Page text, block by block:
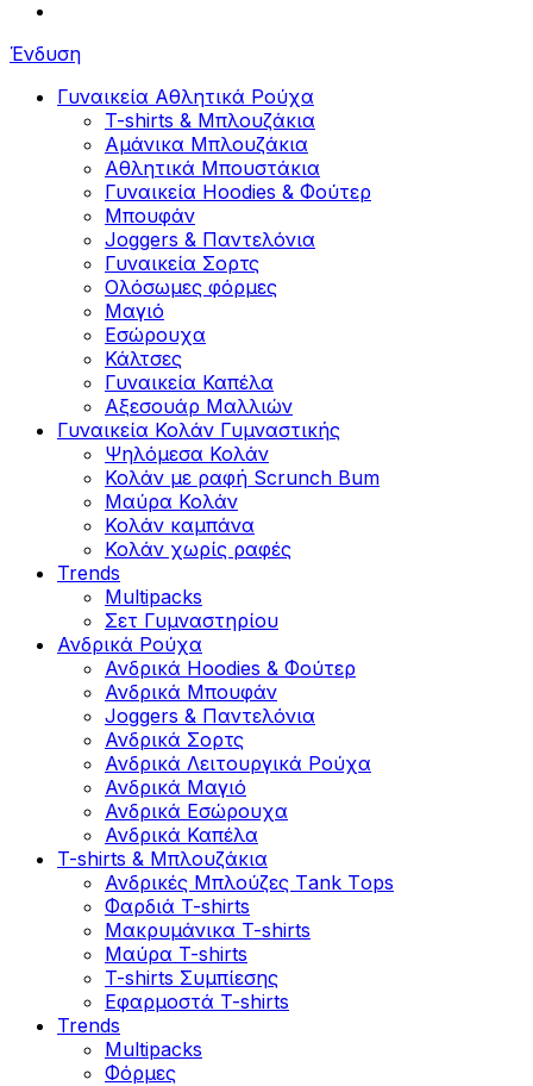
Ένδυση
Γυναικεία Αθλητικά Ρούχα
T-shirts & Μπλουζάκια
Αμάνικα Μπλουζάκια
Aθλητικά Μπουστάκια
Γυναικεία Hoodies & Φούτερ
Μπουφάν
Joggers & Παντελόνια
Γυναικεία Σορτς
Ολόσωμες φόρμες
Μαγιό
Εσώρουχα
Κάλτσες
Γυναικεία Καπέλα
Αξεσουάρ Μαλλιών
Γυναικεία Κολάν Γυμναστικής
Ψηλόμεσα Κολάν
Κολάν με ραφή Scrunch Bum
Μαύρα Κολάν
Κολάν καμπάνα
Κολάν χωρίς ραφές
Trends
Multipacks
Σετ Γυμναστηρίου
Ανδρικά Ρούχα
Ανδρικά Hoodies & Φούτερ
Ανδρικά Μπουφάν
Joggers & Παντελόνια
Ανδρικά Σορτς
Ανδρικά Λειτουργικά Ρούχα
Ανδρικά Μαγιό
Ανδρικά Εσώρουχα
Ανδρικά Καπέλα
T-shirts & Μπλουζάκια
Ανδρικές Mπλούζες Τank Τops
Φαρδιά T-shirts
Μακρυμάνικα T-shirts
Μαύρα T-shirts
T-shirts Συμπίεσης
Εφαρμοστά T-shirts
Trends
Multipacks
Φόρμες